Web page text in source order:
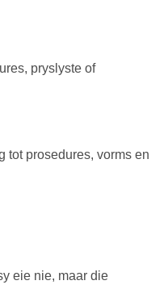
pryslyste of
tot prosedures, vorms en
eie nie, maar die